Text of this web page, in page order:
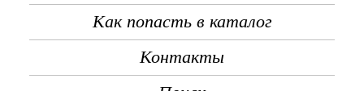
Как попасть в каталог
Контакты